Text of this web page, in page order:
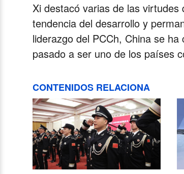
Xi destacó varias de las
tendencia del desarrollo y
liderazgo del PCCh, China se
pasado a ser uno de los países
CONTENIDOS RELACIONA